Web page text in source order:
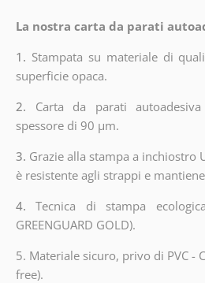
La nostra carta da parati
1. Stampata su materiale di
superficie opaca.
2. Carta da parati
spessore di 90 µm.
3. Grazie alla stampa a inchiostro
è resistente agli strappi e
4.Tecnica di stampa
GREENGUARD GOLD).
5. Materiale sicuro, privo di PVC -
free).